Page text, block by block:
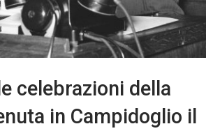
celebrazioni della
in Campidoglio il